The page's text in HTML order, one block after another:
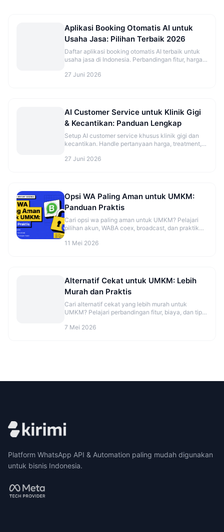
Aplikasi Booking Otomatis AI untuk
Usaha Jasa: Pilihan Terbaik 2026
Daftar aplikasi booking otomatis AI terbaik untuk
usaha jasa di Indonesia. Perbandingan fitur, harga,
27 Juni 2026
AI Customer Service untuk Klinik Gigi
& Kecantikan: Panduan Lengkap
Setup AI customer service khusus klinik gigi dan
kecantikan. Handle pertanyaan harga, treatment,
27 Juni 2026
Opsi WA Paling Aman untuk UMKM:
Panduan Praktis
Cari opsi wa paling aman untuk UMKM? Pelajari
pilihan akun, WABA coex, broadcast, dan praktik
11 Mei 2026
Alternatif Cekat untuk UMKM: Lebih
Murah dan Praktis
Cari alternatif cekat yang lebih murah untuk
UMKM? Pelajari perbandingan fitur, biaya, dan tips
7 Mei 2026
Platform WhatsApp API & Automation paling mudah digunakan
untuk bisnis Indonesia.